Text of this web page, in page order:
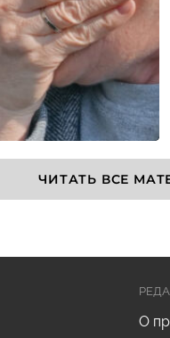
ЧИТАТЬ ВСЕ
О